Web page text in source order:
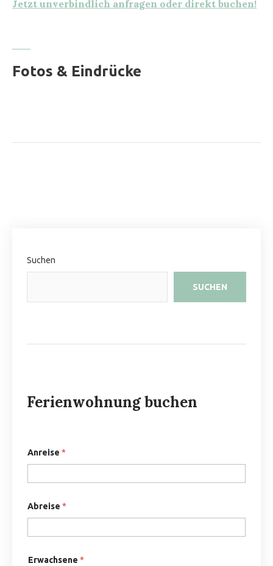
Jetzt unverbindlich anfragen oder direkt buchen!
Fotos & Eindrücke
Suchen
SUCHEN
Ferienwohnung buchen
Anreise *
Abreise *
Erwachsene *